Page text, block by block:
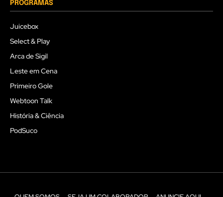
PROGRAMAS
Juicebox
Select & Play
Arca de Sigil
Leste em Cena
Primeiro Gole
Webtoon Talk
História & Ciência
PodSuco